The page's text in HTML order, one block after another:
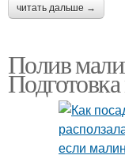
читать дальше →
Полив